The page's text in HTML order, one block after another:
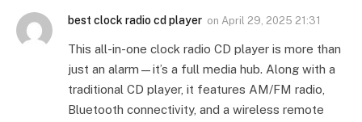
best clock radio cd player on April 29, 2025 21:31
This all-in-one clock radio CD player is more than
just an alarm—it’s a full media hub. Along with a
traditional CD player, it features AM/FM radio,
Bluetooth connectivity, and a wireless remote